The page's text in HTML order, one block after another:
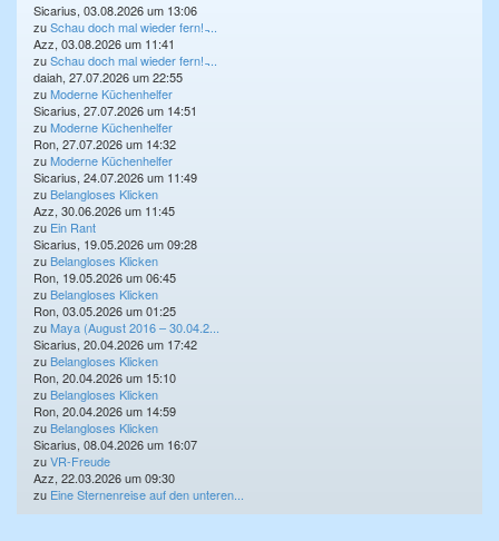
Sicarius, 03.08.2026 um 13:06
zuSchau doch mal wieder fern! ̵...
Azz, 03.08.2026 um 11:41
zuSchau doch mal wieder fern! ̵...
daiah, 27.07.2026 um 22:55
zuModerne Küchenhelfer
Sicarius, 27.07.2026 um 14:51
zuModerne Küchenhelfer
Ron, 27.07.2026 um 14:32
zuModerne Küchenhelfer
Sicarius, 24.07.2026 um 11:49
zu Belangloses Klicken
Azz, 30.06.2026 um 11:45
zu Ein Rant
Sicarius, 19.05.2026 um 09:28
zu Belangloses Klicken
Ron, 19.05.2026 um 06:45
zu Belangloses Klicken
Ron, 03.05.2026 um 01:25
zuMaya (August 2016 – 30.04.2...
Sicarius, 20.04.2026 um 17:42
zu Belangloses Klicken
Ron, 20.04.2026 um 15:10
zu Belangloses Klicken
Ron, 20.04.2026 um 14:59
zu Belangloses Klicken
Sicarius, 08.04.2026 um 16:07
zuVR-Freude
Azz, 22.03.2026 um 09:30
zu Eine Sternenreise auf den unteren...